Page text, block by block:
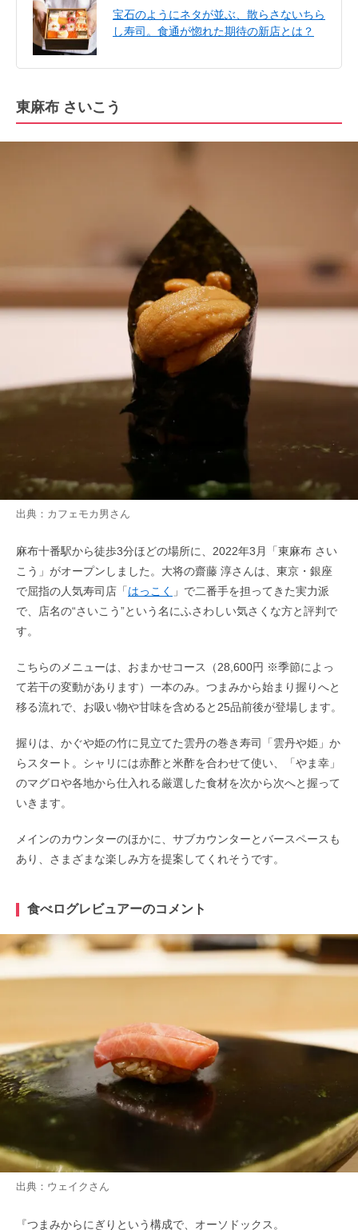
宝石のようにネタが並ぶ、散らさないちら
し寿司。食通が惚れた期待の新店とは？
東麻布 さいこう
出典： カフェモカ男 さん
麻布十番駅から徒歩3分ほどの場所に、2022年3月「東麻布 さい
こう」がオープンしました。大将の齋藤 淳さんは、東京・銀座
で屈指の人気寿司店「はっこく
」で二番手を担ってきた実力派
で、店名の“さいこう”という名にふさわしい気さくな方と評判で
す。
こちらのメニューは、おまかせコース（28,600円 ※季節によっ
て若干の変動があります）一本のみ。つまみから始まり握りへと
移る流れで、お吸い物や甘味を含めると25品前後が登場します。
握りは、かぐや姫の竹に見立てた雲丹の巻き寿司「雲丹や姫」か
らスタート。シャリには赤酢と米酢を合わせて使い、「やま幸」
のマグロや各地から仕入れる厳選した食材を次から次へと握って
いきます。
メインのカウンターのほかに、サブカウンターとバースペースも
あり、さまざまな楽しみ方を提案してくれそうです。
食べログレビュアーのコメント
出典： ウェイク さん
『つまみからにぎりという構成で、オーソドックス。